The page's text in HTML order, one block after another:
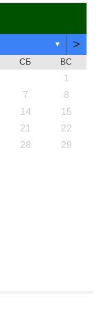
▼ >
СБ ВС
1
7
8
14
15
21
22
28
29